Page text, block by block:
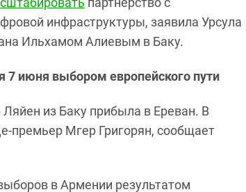
инфраструктуры, заявила Урсула
Ильхамом Алиевым в Баку.
7 июня выбором европейского пути
из Баку прибыла в Ереван. В
премьер Мгер Григорян, сообщает
в Армении результатом